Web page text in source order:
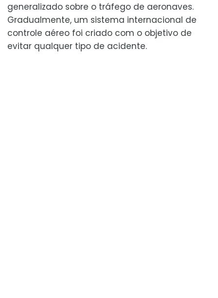
generalizado sobre o tráfego de aeronaves.
Gradualmente, um sistema internacional de
controle aéreo foi criado com o objetivo de
evitar qualquer tipo de acidente.